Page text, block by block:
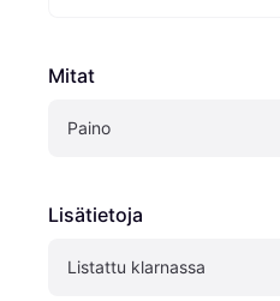
Mitat
Paino
Lisätietoja
Listattu klarnassa